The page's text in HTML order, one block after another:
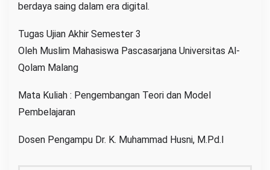
berdaya saing dalam era digital.
Tugas Ujian Akhir Semester 3
Oleh Muslim Mahasiswa Pascasarjana Universitas Al-
Qolam Malang
Mata Kuliah : Pengembangan Teori dan Model
Pembelajaran
Dosen Pengampu Dr. K. Muhammad Husni, M.Pd.I